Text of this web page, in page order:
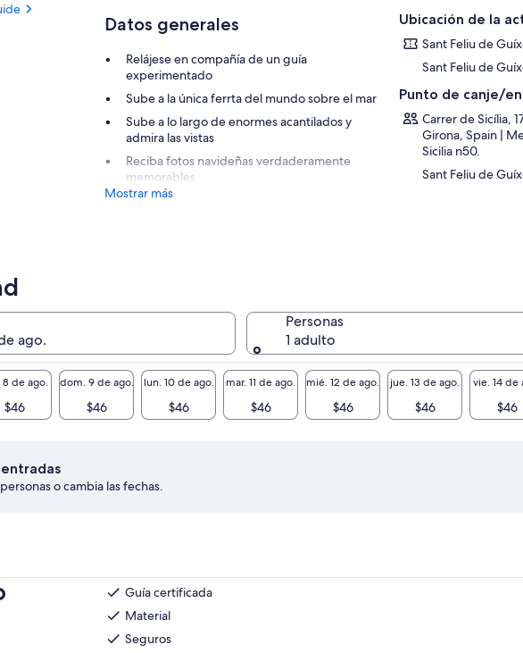
Datos generales
Relájese en compañía de un guía
experimentado
Sube a la única ferrta del mundo sobre el mar
Sube a lo largo de enormes acantilados y
admira las vistas
Reciba fotos navideñas verdaderamente
memorables
Mostrar más
Ubicación de la
Sant Feliu de
Sant Feliu de
Punto de canje/
Carrer de Sicília,
Girona, Spain |
Sicilia n50.
Sant Feliu de
ago.
Personas
1 adulto
8 de ago.
$46
dom. 9 de ago.
$46
lun. 10 de ago.
$46
mar. 11 de ago.
$46
mié. 12 de ago.
$46
jue. 13 de ago.
$46
vie. 14 de
$46
o cambia las fechas.
Guía certificada
Material
Seguros